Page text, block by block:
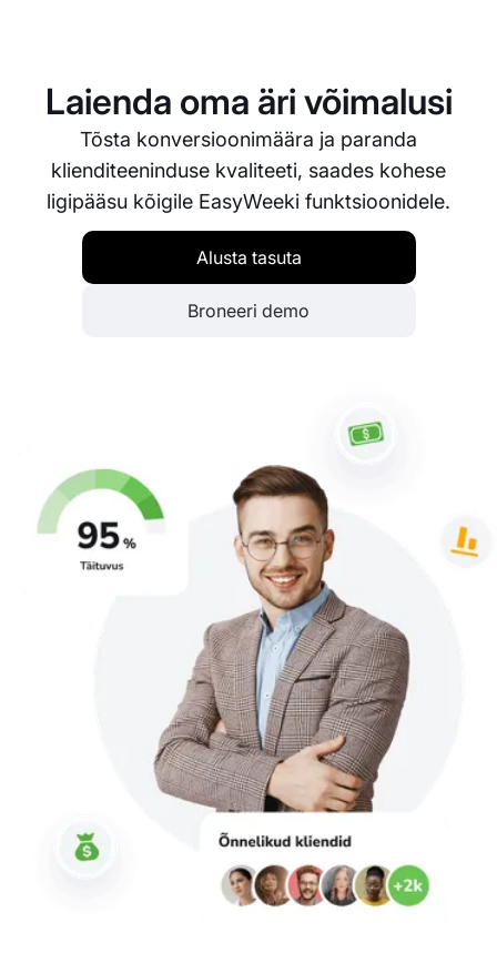
Laienda oma äri võimalusi
Tõsta konversioonimäära ja paranda
klienditeeninduse kvaliteeti, saades kohese
ligipääsu kõigile EasyWeeki funktsioonidele.
Alusta tasuta
Broneeri demo